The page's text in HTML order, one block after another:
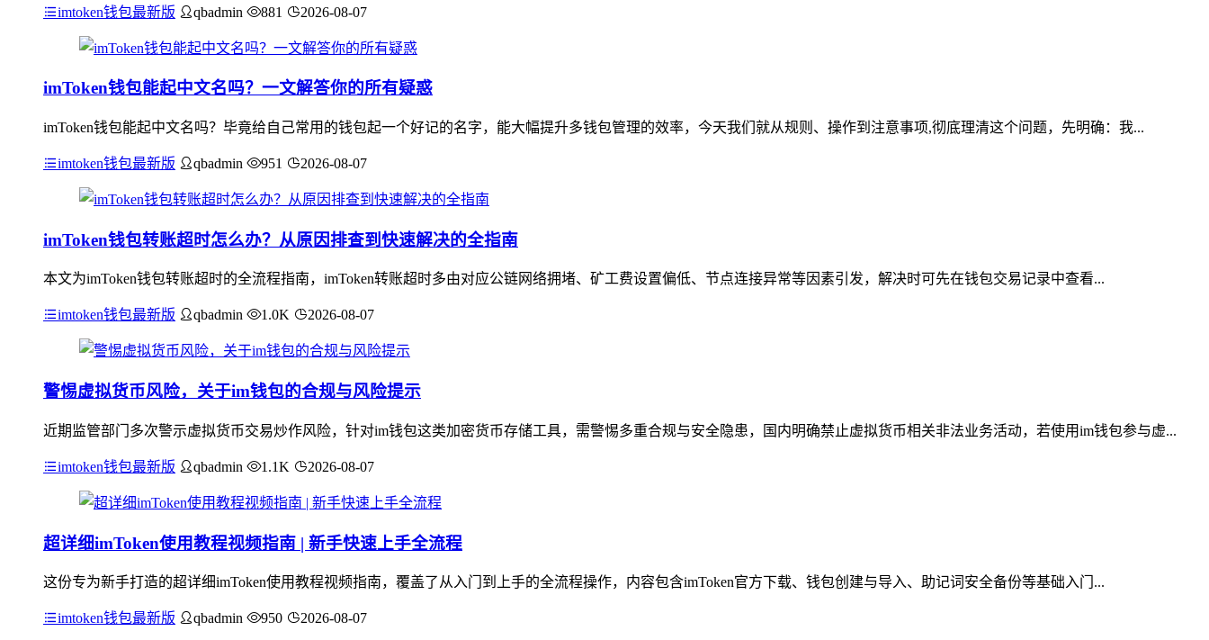
imtoken钱包最新版 qbadmin 881 2026-08-07
imToken钱包能起中文名吗？一文解答你的所有疑惑
imToken钱包能起中文名吗？毕竟给自己常用的钱包起一个好记的名字，能大幅提升多钱包管理的效率，今天我们就从规则、操作到注意事项,彻底理清这个问题，先明确：我...
imtoken钱包最新版 qbadmin 951 2026-08-07
imToken钱包转账超时怎么办？从原因排查到快速解决的全指南
本文为imToken钱包转账超时的全流程指南，imToken转账超时多由对应公链网络拥堵、矿工费设置偏低、节点连接异常等因素引发，解决时可先在钱包交易记录中查看...
imtoken钱包最新版 qbadmin 1.0K 2026-08-07
警惕虚拟货币风险，关于im钱包的合规与风险提示
近期监管部门多次警示虚拟货币交易炒作风险，针对im钱包这类加密货币存储工具，需警惕多重合规与安全隐患，国内明确禁止虚拟货币相关非法业务活动，若使用im钱包参与虚...
imtoken钱包最新版 qbadmin 1.1K 2026-08-07
超详细imToken使用教程视频指南 | 新手快速上手全流程
这份专为新手打造的超详细imToken使用教程视频指南，覆盖了从入门到上手的全流程操作，内容包含imToken官方下载、钱包创建与导入、助记词安全备份等基础入门...
imtoken钱包最新版 qbadmin 950 2026-08-07